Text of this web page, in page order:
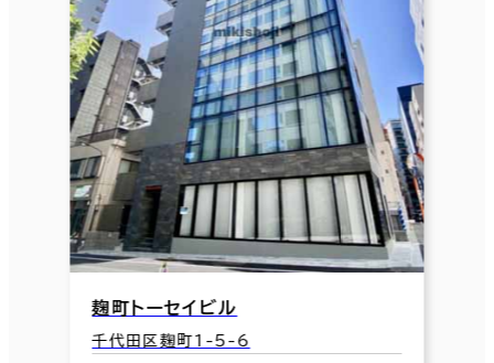
麹町トーセイビル
千代田区麹町1-5-6